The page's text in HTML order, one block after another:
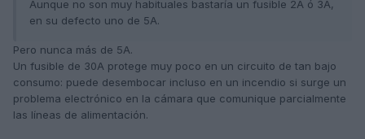
Aunque no son muy habituales bastaría un fusible 2A ó 3A,
en su defecto uno de 5A.
Pero nunca más de 5A.
Un fusible de 30A protege muy poco en un circuito de tan bajo
consumo: puede desembocar incluso en un incendio si surge un
problema electrónico en la cámara que comunique parcialmente
las líneas de alimentación.